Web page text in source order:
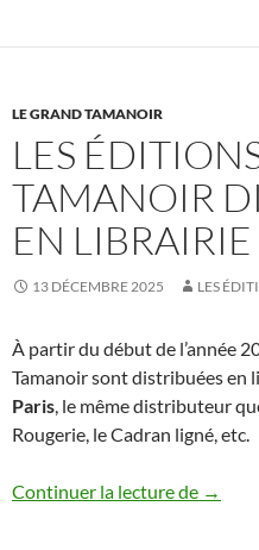
LE GRAND TAMANOIR
LES
TAMANOIR
EN LIBRAIRIE
13 DÉCEMBRE 2025 LES
À partir du début de l’année
Tamanoir sont distribuées en
Paris, le même distributeur
Rougerie, le Cadran ligné, etc.
Continuer la lecture de Les
→